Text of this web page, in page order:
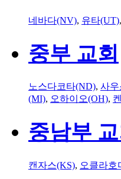
네바다(NV), 유타(UT),
중부 교회
노스다코타(ND), 사우
(MI), 오하이오(OH),
중남부 교
캔자스(KS), 오클라호